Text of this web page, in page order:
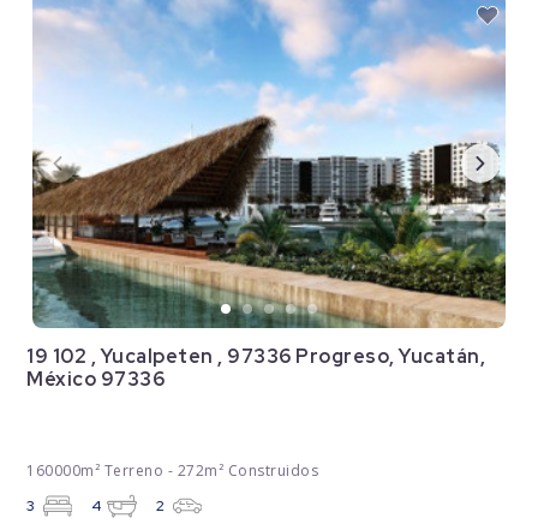
19 102 , Yucalpeten , 97336 Progreso, Yucatán,
México 97336
160000m² Terreno - 272m² Construidos
3 4 2